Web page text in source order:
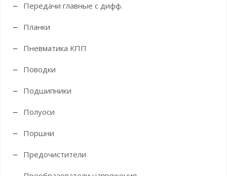
Передачи главные с дифф.
Планки
Пневматика КПП
Поводки
Подшипники
Полуоси
Поршни
Предочистители